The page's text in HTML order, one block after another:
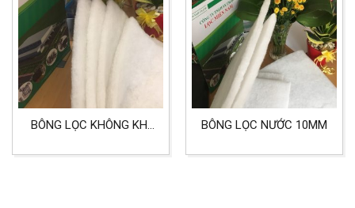
BÔNG LỌC KHÔNG KHÍ
XƯỞNG SẢN XUẤT VÀ
BÔNG LỌC NƯỚC 10MM